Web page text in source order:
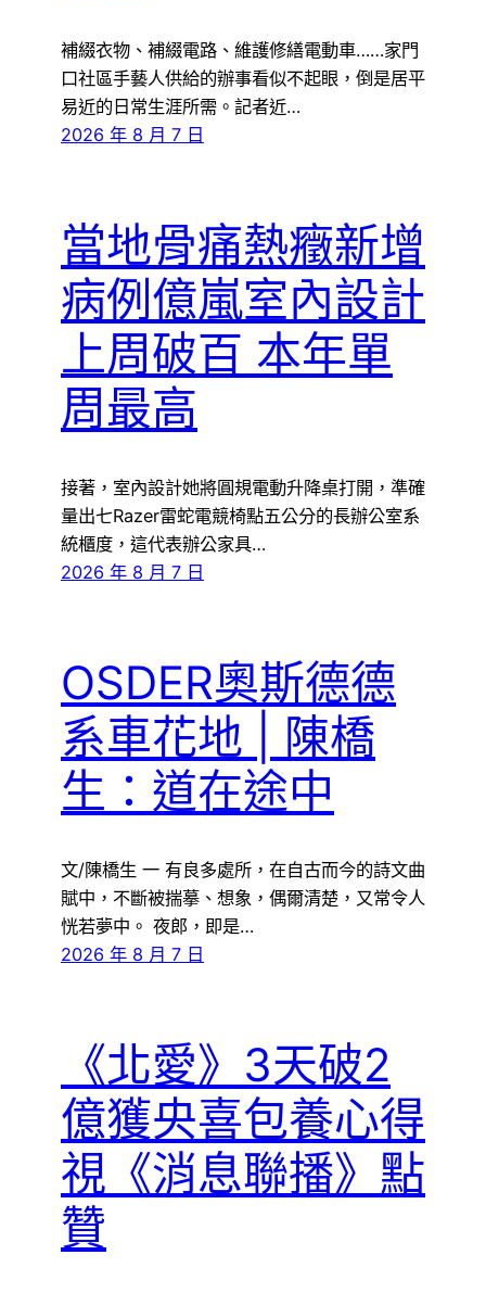
補綴衣物、補綴電路、維護修繕電動車……家門
口社區手藝人供給的辦事看似不起眼，倒是居平
易近的日常生涯所需。記者近…
2026 年 8 月 7 日
當地骨痛熱癥新增
病例億嵐室內設計
上周破百 本年單
周最高
接著，室內設計她將圓規電動升降桌打開，準確
量出七Razer雷蛇電競椅點五公分的長辦公室系
統櫃度，這代表辦公家具…
2026 年 8 月 7 日
OSDER奧斯德德
系車花地 | 陳橋
生：道在途中
文/陳橋生 一 有良多處所，在自古而今的詩文曲
賦中，不斷被揣摹、想象，偶爾清楚，又常令人
恍若夢中。 夜郎，即是…
2026 年 8 月 7 日
《北愛》3天破2
億獲央喜包養心得
視《消息聯播》點
贊